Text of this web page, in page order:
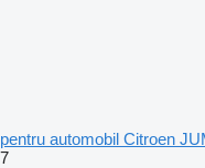
pentru automobil Citroen
7